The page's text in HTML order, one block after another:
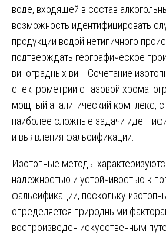
воде, входящей в состав
возможность идентифицировать
продукции водой нетипичного
подтверждать географическое
виноградных вин. Сочетание
спектрометрии с газовой
мощный аналитический комплекс,
наиболее сложные задачи
и выявления фальсификации.
Изотопные методы
надежностью и устойчивостью к
фальсификации, поскольку
определяется природными
воспроизведен искусственным